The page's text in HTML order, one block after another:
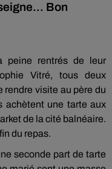
Bon
peine rentrés de leur
Vitré, tous deux
visite au père du
achètent une tarte aux
de la cité balnéaire.
du repas.
seconde part de tarte